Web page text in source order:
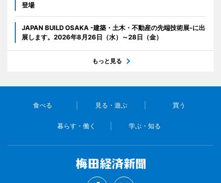
登場
JAPAN BUILD OSAKA -建築・土木・不動産の先端技術展-に出
展します。2026年8月26日（水）～28日（金）
もっと見る
食べる 見る・遊ぶ 買う
暮らす・働く 学ぶ・知る